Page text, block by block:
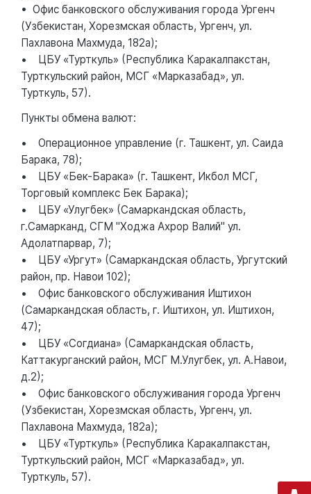
• Офис банковского обслуживания города Ургенч
(Узбекистан, Хорезмская область, Ургенч, ул.
Пахлавона Махмуда, 182а);
• ЦБУ «Турткуль» (Республика Каракалпакстан,
Турткульский район, МСГ «Марказабад», ул.
Турткуль, 57).
Пункты обмена валют:
• Операционное управление (г. Ташкент, ул. Саида
Барака, 78);
• ЦБУ «Бек-Барака» (г. Ташкент, Икбол МСГ,
Торговый комплекс Бек Барака);
• ЦБУ «Улугбек» (Самаркандская область,
г.Самарканд, СГМ "Ходжа Ахрор Валий" ул.
Адолатпарвар, 7);
• ЦБУ «Ургут» (Самаркандская область, Ургутский
район, пр. Навои 102);
• Офис банковского обслуживания Иштихон
(Самаркандская область, г. Иштихон, ул. Иштихон,
47);
• ЦБУ «Согдиана» (Самаркандская область,
Каттакурганский район, МСГ М.Улугбек, ул. А.Навои,
д.2);
• Офис банковского обслуживания города Ургенч
(Узбекистан, Хорезмская область, Ургенч, ул.
Пахлавона Махмуда, 182а);
• ЦБУ «Турткуль» (Республика Каракалпакстан,
Турткульский район, МСГ «Марказабад», ул.
Турткуль, 57).